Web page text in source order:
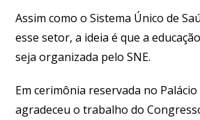
Assim como o Sistema Único de
esse setor, a ideia é que a
seja organizada pelo SNE.
Em cerimônia reservada no
agradeceu o trabalho do